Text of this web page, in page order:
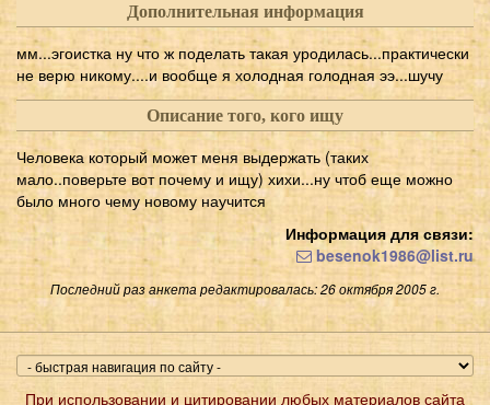
Дополнительная информация
мм...эгоистка ну что ж поделать такая уродилась...практически
не верю никому....и вообще я холодная голодная ээ...шучу
Описание того, кого ищу
Человека который может меня выдержать (таких
мало..поверьте вот почему и ищу) хихи...ну чтоб еще можно
было много чему новому научится
Информация для связи:
besenok1986@list.ru
Последний раз анкета редактировалась: 26 октября 2005 г.
При использовании и цитировании любых материалов сайта